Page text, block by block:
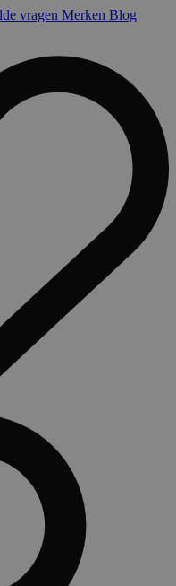
vragen Merken Blog